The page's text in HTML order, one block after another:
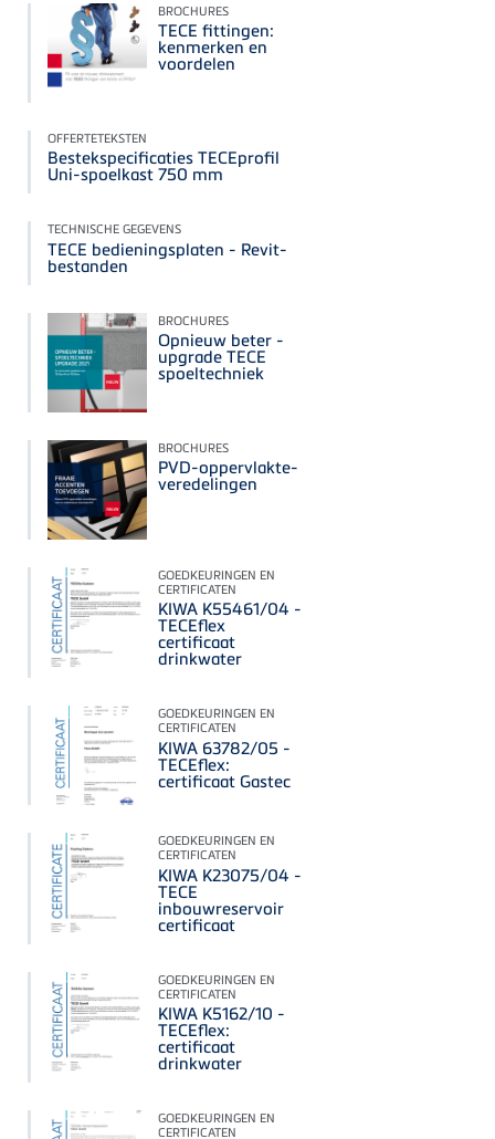
BROCHURES
TECE fittingen:
kenmerken en
voordelen
OFFERTETEKSTEN
Bestekspecificaties TECEprofil
Uni-spoelkast 750 mm
TECHNISCHE GEGEVENS
TECE bedieningsplaten - Revit-
bestanden
BROCHURES
Opnieuw beter -
upgrade TECE
spoeltechniek
BROCHURES
PVD-oppervlakte-
veredelingen
GOEDKEURINGEN EN
CERTIFICATEN
KIWA K55461/04 -
TECEflex
certificaat
drinkwater
GOEDKEURINGEN EN
CERTIFICATEN
KIWA 63782/05 -
TECEflex:
certificaat Gastec
GOEDKEURINGEN EN
CERTIFICATEN
KIWA K23075/04 -
TECE
inbouwreservoir
certificaat
GOEDKEURINGEN EN
CERTIFICATEN
KIWA K5162/10 -
TECEflex:
certificaat
drinkwater
GOEDKEURINGEN EN
CERTIFICATEN